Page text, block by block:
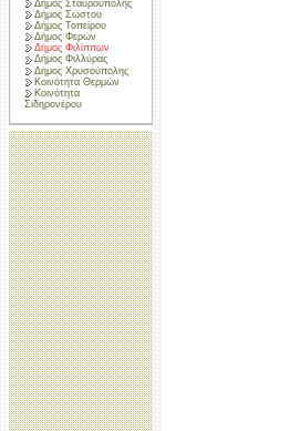
Δήμος Σταυρούπολης
Δήμος Σώστου
Δήμος Τοπείρου
Δήμος Φερών
Δήμος Φιλίππων
Δήμος Φιλλύρας
Δήμος Χρυσούπολης
Κοινότητα Θερμών
Κοινότητα
Σιδηρονέρου